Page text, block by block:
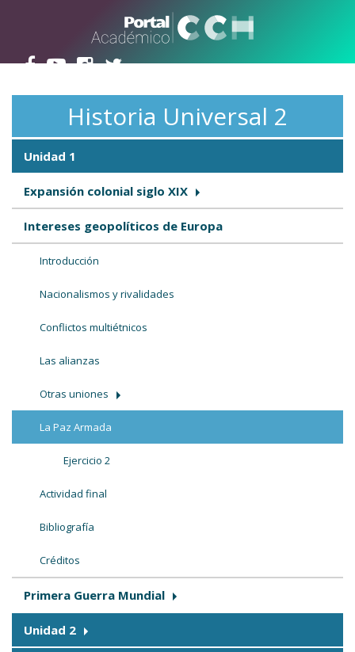
Historia Universal 2
Unidad 1
Expansión colonial siglo XIX
Intereses geopolíticos de Europa
Introducción
Nacionalismos y rivalidades
Conflictos multiétnicos
Las alianzas
Otras uniones
La Paz Armada
Ejercicio 2
Actividad final
Bibliografía
Créditos
Primera Guerra Mundial
Unidad 2